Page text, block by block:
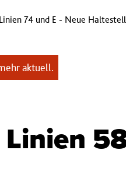
Linien 74 und E - Neue
aktuell.